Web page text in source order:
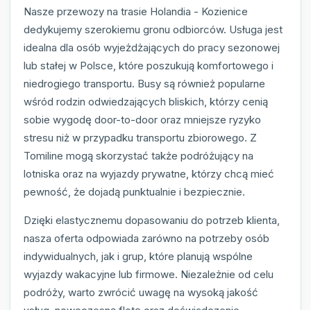
Nasze przewozy na trasie Holandia - Kozienice
dedykujemy szerokiemu gronu odbiorców. Usługa jest
idealna dla osób wyjeżdżających do pracy sezonowej
lub stałej w Polsce, które poszukują komfortowego i
niedrogiego transportu. Busy są również popularne
wśród rodzin odwiedzających bliskich, którzy cenią
sobie wygodę door-to-door oraz mniejsze ryzyko
stresu niż w przypadku transportu zbiorowego. Z
Tomiline mogą skorzystać także podróżujący na
lotniska oraz na wyjazdy prywatne, którzy chcą mieć
pewność, że dojadą punktualnie i bezpiecznie.
Dzięki elastycznemu dopasowaniu do potrzeb klienta,
nasza oferta odpowiada zarówno na potrzeby osób
indywidualnych, jak i grup, które planują wspólne
wyjazdy wakacyjne lub firmowe. Niezależnie od celu
podróży, warto zwrócić uwagę na wysoką jakość